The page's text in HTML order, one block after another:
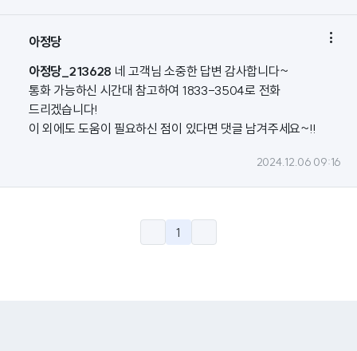
아정당 
아정당_213628 네 고객님 소중한 답변 감사합니다~
통화 가능하신 시간대 참고하여 1833-3504로 전화
드리겠습니다!
이 외에도 도움이 필요하신 점이 있다면 댓글 남겨주세요~!!
2024.12.06 09:16
1